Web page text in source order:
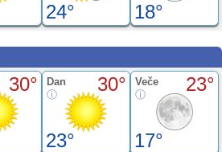
24° 18°
30° Dan 30°
23°
Veče 23°
17°